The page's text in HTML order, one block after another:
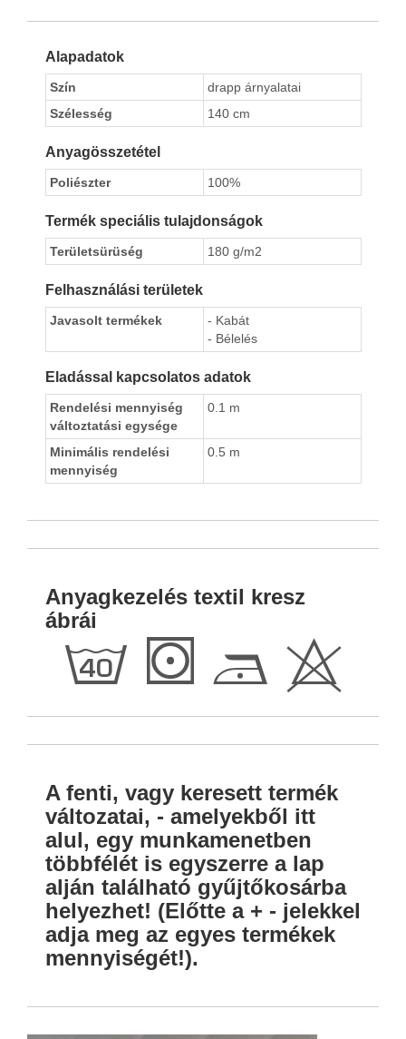
Alapadatok
Szín
drapp árnyalatai
Szélesség
140 cm
Anyagösszetétel
Poliészter 100%
Termék speciális tulajdonságok
Területsürüség 180 g/m2
Felhasználási területek
Javasolt termékek
- Kabát
- Bélelés
Eladással kapcsolatos adatok
Rendelési mennyiség
változtatási egysége
0.1 m
Minimális rendelési
mennyiség
0.5 m
Anyagkezelés textil kresz
ábrái
h S D H
A fenti, vagy keresett termék
változatai, - amelyekből itt
alul, egy munkamenetben
többfélét is egyszerre a lap
alján található gyűjtőkosárba
helyezhet! (Előtte a + - jelekkel
adja meg az egyes termékek
mennyiségét!).